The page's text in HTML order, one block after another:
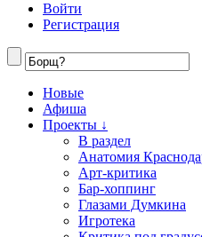
Войти
Регистрация
Новые
Афиша
Проекты ↓
В раздел
Анатомия
Арт-критика
Бар-хоппинг
Глазами Думкина
Игротека